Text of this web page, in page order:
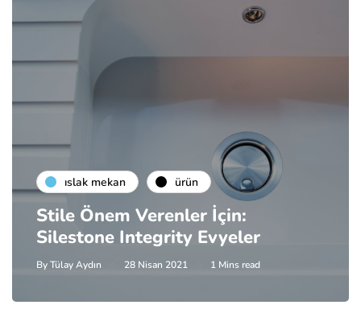
islak mekan ürün
Stile Önem Verenler İçin:
Silestone Integrity Evyeler
ByTülay Aydın 28 Nisan 2021 1 Mins read